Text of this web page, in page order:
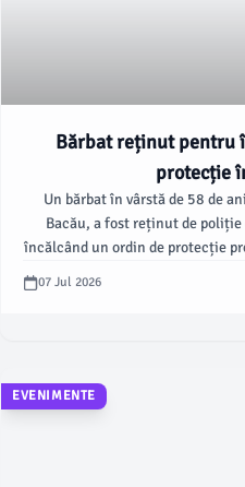
Bărbat reținut pentru
protecție
Un bărbat în vârstă de 58 de
Bacău, a fost reținut de
încălcând un ordin de protecție
urma unor amenințări cu acte de
07 Jul 2026
EVENIMENTE